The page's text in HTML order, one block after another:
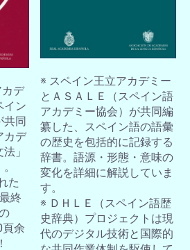
カデ
イン
同
カデ
」
た
終
余
※ スペイン王立アカデミー
とＡＳＡＬＥ（スペイン語
アカデミー協会）が共同編
纂した、スペイン語の語彙
の歴史を包括的に記録する
辞書。語源・形態・意味の
変化を詳細に解説していま
す。
※ ＤＨＬＥ（スペイン語歴
史辞典）プロジェクトは現
代のデジタル技術と国際的